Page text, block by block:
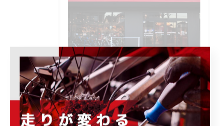
POWER-KIDS伊勢崎店で開催される各種イ
ベント、キャンペーンの情報をはじめ、お
すすめ商品の紹介や、様々なお知らせ事項
を発信します。ぜひ定期的にチェックして
下さい。